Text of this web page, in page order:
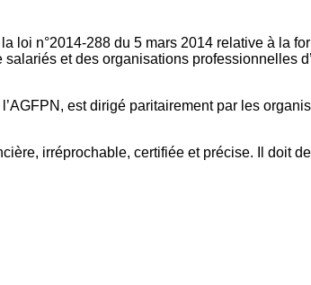
loi n°2014-288 du 5 mars 2014 relative à la
et des organisations professionnelles
est dirigé paritairement par les
irréprochable, certifiée et précise. Il doit